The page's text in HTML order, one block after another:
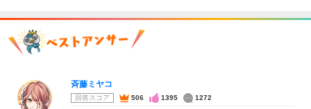
斉藤ミヤコ
回答スコア 506 1395 1272